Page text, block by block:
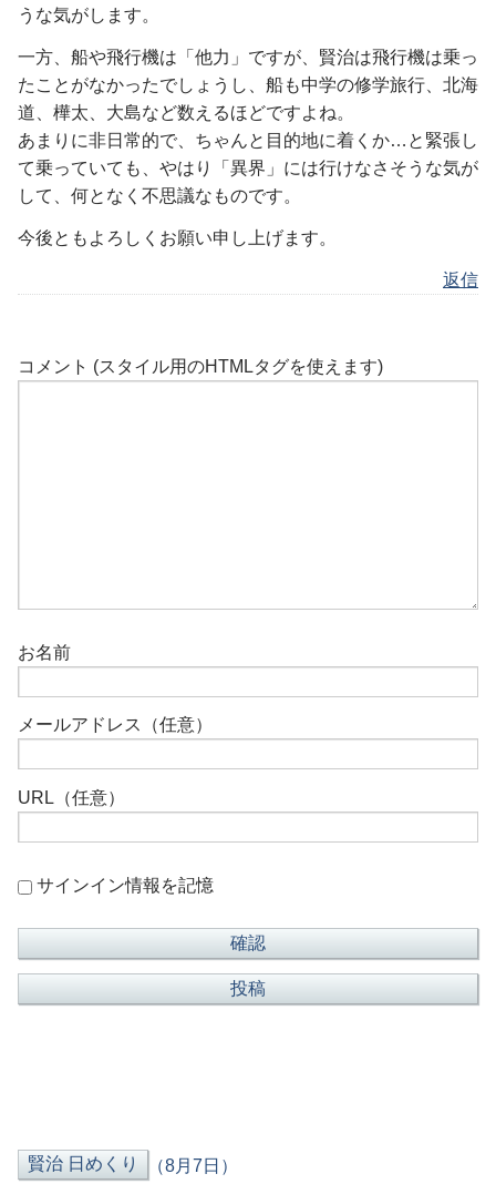
うな気がします。
一方、船や飛行機は「他力」ですが、賢治は飛行機は乗っ
たことがなかったでしょうし、船も中学の修学旅行、北海
道、樺太、大島など数えるほどですよね。
あまりに非日常的で、ちゃんと目的地に着くか…と緊張し
て乗っていても、やはり「異界」には行けなさそうな気が
して、何となく不思議なものです。
今後ともよろしくお願い申し上げます。
返信
コメント (スタイル用のHTMLタグを使えます)
お名前
メールアドレス（任意）
URL（任意）
サインイン情報を記憶
（8月7日）